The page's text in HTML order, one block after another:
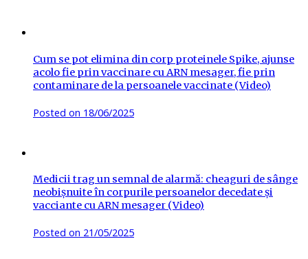
Cum se pot elimina din corp proteinele Spike, ajunse
acolo fie prin vaccinare cu ARN mesager, fie prin
contaminare de la persoanele vaccinate (Video)
Posted on 18/06/2025
Medicii trag un semnal de alarmă: cheaguri de sânge
neobișnuite în corpurile persoanelor decedate și
vacciante cu ARN mesager (Video)
Posted on 21/05/2025